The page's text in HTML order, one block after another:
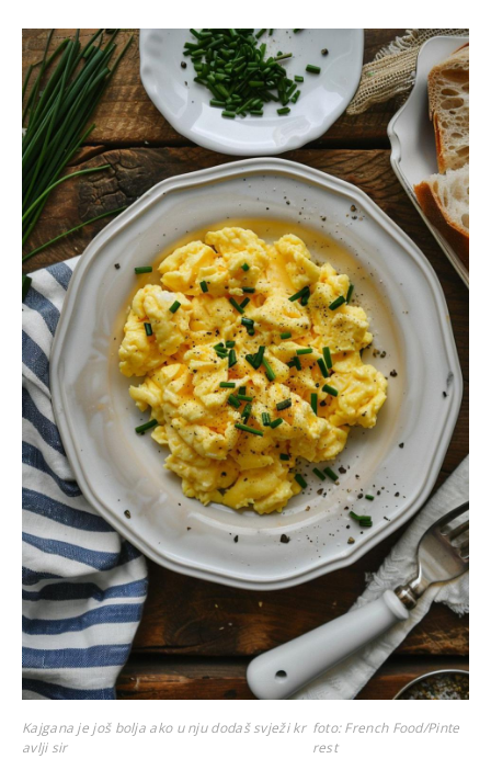
Kajgana je još bolja ako u nju dodaš svježi kr
avlji sir
foto: French Food/Pinte
rest